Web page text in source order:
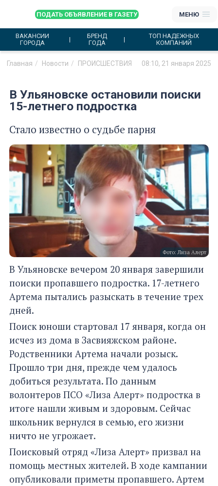
ПОДАТЬ ОБЪЯВЛЕНИЕ В ГАЗЕТУ МЕНЮ
ВАКАНСИИ
ГОРОДА
БРЕНД
ГОДА
ТОП НАДЕЖНЫХ
КОМПАНИЙ
Главная Новости ПРОИСШЕСТВИЯ 08:10, 21 января 2025
В Ульяновске остановили поиски
15-летнего подростка
Стало известно о судьбе парня
Фото: Лиза Алерт
В Ульяновске вечером 20 января завершили
поиски пропавшего подростка. 17-летнего
Артема пытались разыскать в течение трех
дней.
Поиск юноши стартовал 17 января, когда он
исчез из дома в Засвияжском районе.
Родственники Артема начали розыск.
Прошло три дня, прежде чем удалось
добиться результата. По данным
волонтеров ПСО «Лиза Алерт» подростка в
итоге нашли живым и здоровым. Сейчас
школьник вернулся в семью, его жизни
ничто не угрожает.
Поисковый отряд «Лиза Алерт» призвал на
помощь местных жителей. В ходе кампании
опубликовали приметы пропавшего. Артем